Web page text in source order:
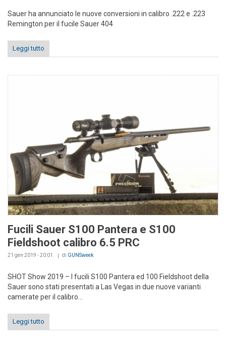
Sauer ha annunciato le nuove conversioni in calibro .222 e .223
Remington per il fucile Sauer 404
Leggi tutto
Fucili Sauer S100 Pantera e S100
Fieldshoot calibro 6.5 PRC
21 gen 2019 - 20:01 di GUNSweek
SHOT Show 2019 – I fucili S100 Pantera ed 100 Fieldshoot della
Sauer sono stati presentati a Las Vegas in due nuove varianti
camerate per il calibro...
Leggi tutto